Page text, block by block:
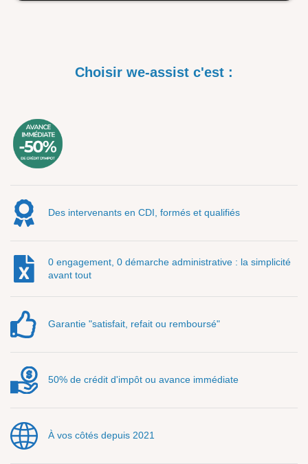
Choisir we-assist c'est :
Des intervenants en CDI, formés et qualifiés
0 engagement, 0 démarche administrative : la simplicité
avant tout
Garantie "satisfait, refait ou remboursé"
50% de crédit d'impôt ou avance immédiate
À vos côtés depuis 2021